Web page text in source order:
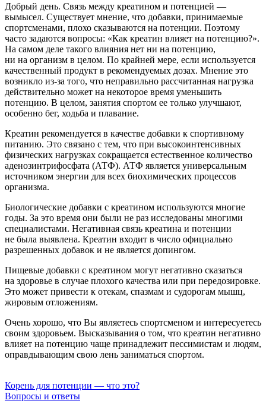
Добрый день. Связь между креатином и потенцией —
вымысел. Существует мнение, что добавки, принимаемые
спортсменами, плохо сказываются на потенции. Поэтому
часто задаются вопросы: «Как креатин влияет на потенцию?».
На самом деле такого влияния нет ни на потенцию,
ни на организм в целом. По крайней мере, если используется
качественный продукт в рекомендуемых дозах. Мнение это
возникло из-за того, что неправильно рассчитанная нагрузка
действительно может на некоторое время уменьшить
потенцию. В целом, занятия спортом ее только улучшают,
особенно бег, ходьба и плавание.
Креатин рекомендуется в качестве добавки к спортивному
питанию. Это связано с тем, что при высокоинтенсивных
физических нагрузках сокращается естественное количество
аденозинтрифосфата (АТФ). АТФ является универсальным
источником энергии для всех биохимических процессов
организма.
Биологические добавки с креатином используются многие
годы. За это время они были не раз исследованы многими
специалистами. Негативная связь креатина и потенции
не была выявлена. Креатин входит в число официально
разрешенных добавок и не является допингом.
Пищевые добавки с креатином могут негативно сказаться
на здоровье в случае плохого качества или при передозировке.
Это может привести к отекам, спазмам и судорогам мышц,
жировым отложениям.
Очень хорошо, что Вы являетесь спортсменом и интересуетесь
своим здоровьем. Высказывания о том, что креатин негативно
влияет на потенцию чаще принадлежит пессимистам и людям,
оправдывающим свою лень заниматься спортом.
Корень для потенции — что это?
Вопросы и ответы